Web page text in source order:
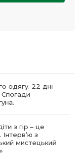
одягу. 22 дні
з гір – це
з
мистецький